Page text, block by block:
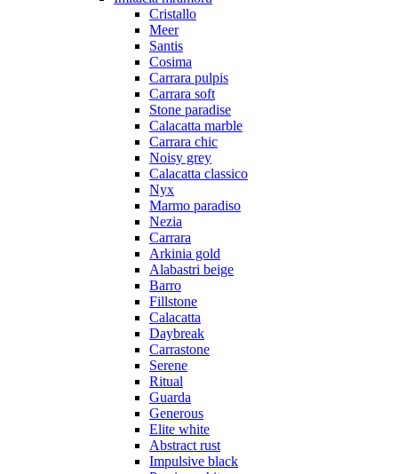
Cristallo
Meer
Santis
Cosima
Carrara pulpis
Carrara soft
Stone paradise
Calacatta marble
Carrara chic
Noisy grey
Calacatta classico
Nyx
Marmo paradiso
Nezia
Carrara
Arkinia gold
Alabastri beige
Barro
Fillstone
Calacatta
Daybreak
Carrastone
Serene
Ritual
Guarda
Generous
Elite white
Abstract rust
Impulsive black